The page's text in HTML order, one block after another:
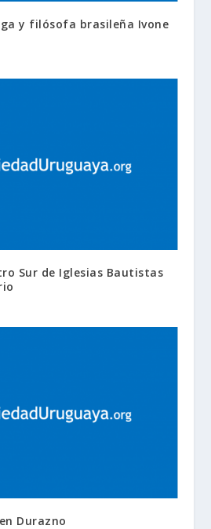
y filósofa brasileña Ivone
Sur de Iglesias Bautistas
Durazno